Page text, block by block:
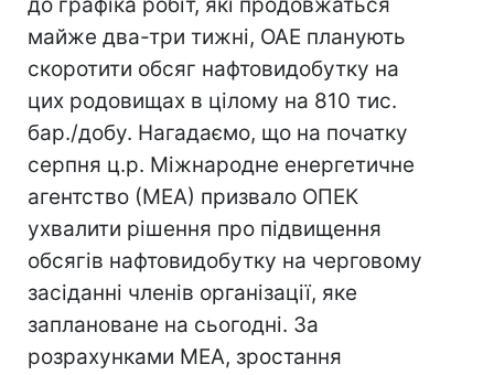
майже два-три тижні, ОАЕ планують
скоротити обсяг нафтовидобутку на
цих родовищах в цілому на 810 тис.
бар./добу. Нагадаємо, що на початку
серпня ц.р. Міжнародне енергетичне
агентство (МЕА) призвало ОПЕК
ухвалити рішення про підвищення
обсягів нафтовидобутку на черговому
засіданні членів організації, яке
заплановане на сьогодні. За
розрахунками МЕА, зростання